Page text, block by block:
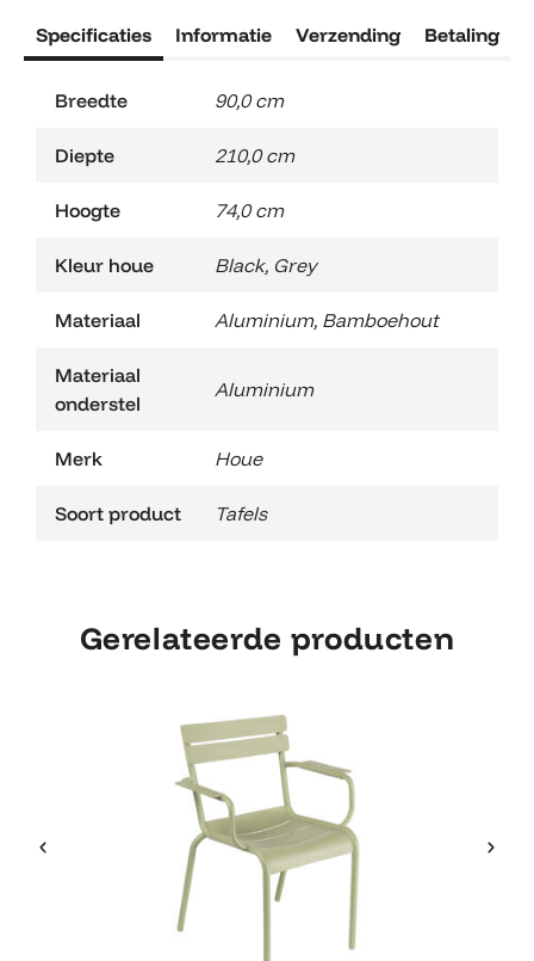
Specificaties Informatie Verzending Betaling
Breedte 90,0 cm
Diepte 210,0 cm
Hoogte 74,0 cm
Kleur houe Black, Grey
Materiaal Aluminium, Bamboehout
Materiaal
onderstel
Aluminium
Merk Houe
Soort product Tafels
Gerelateerde producten